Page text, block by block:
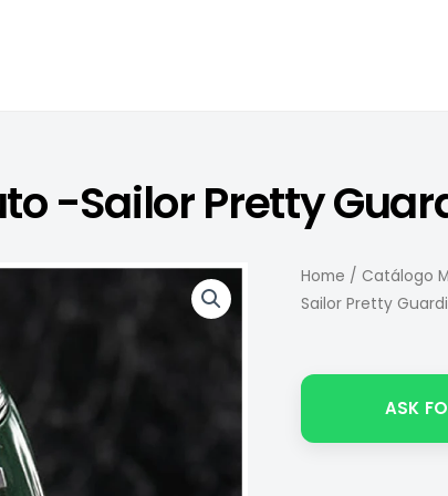
-Sailor Pretty
Home /Catálogo
Sailor Pretty
ASK